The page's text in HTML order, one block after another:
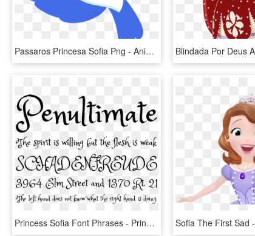
Passaros Princesa Sofia Png - Animalitos De La Princesa Sofia, Transparent Png
Princess Sofia Font Phrases - Princesa Sofia Tipo De Letra, HD Png Download